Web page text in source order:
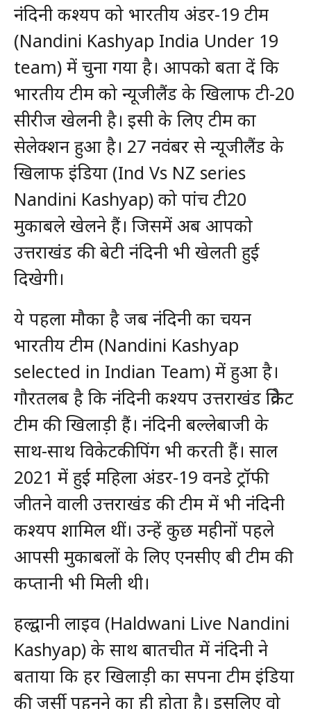
नंदिनी कश्यप को भारतीय अंडर-19 टीम
(Nandini Kashyap India Under 19
team) में चुना गया है। आपको बता दें कि
भारतीय टीम को न्यूजीलैंड के खिलाफ टी-20
सीरीज खेलनी है। इसी के लिए टीम का
सेलेक्शन हुआ है। 27 नवंबर से न्यूजीलैंड के
खिलाफ इंडिया (Ind Vs NZ series
Nandini Kashyap) को पांच टी20
मुकाबले खेलने हैं। जिसमें अब आपको
उत्तराखंड की बेटी नंदिनी भी खेलती हुई
दिखेगी।
ये पहला मौका है जब नंदिनी का चयन
भारतीय टीम (Nandini Kashyap
selected in Indian Team) में हुआ है।
गौरतलब है कि नंदिनी कश्यप उत्तराखंड क्रिकेट
टीम की खिलाड़ी हैं। नंदिनी बल्लेबाजी के
साथ-साथ विकेटकीपिंग भी करती हैं। साल
2021 में हुई महिला अंडर-19 वनडे ट्रॉफी
जीतने वाली उत्तराखंड की टीम में भी नंदिनी
कश्यप शामिल थीं। उन्हें कुछ महीनों पहले
आपसी मुकाबलों के लिए एनसीए बी टीम की
कप्तानी भी मिली थी।
हल्द्वानी लाइव (Haldwani Live Nandini
Kashyap) के साथ बातचीत में नंदिनी ने
बताया कि हर खिलाड़ी का सपना टीम इंडिया
की जर्सी पहनने का ही होता है। इसलिए वो